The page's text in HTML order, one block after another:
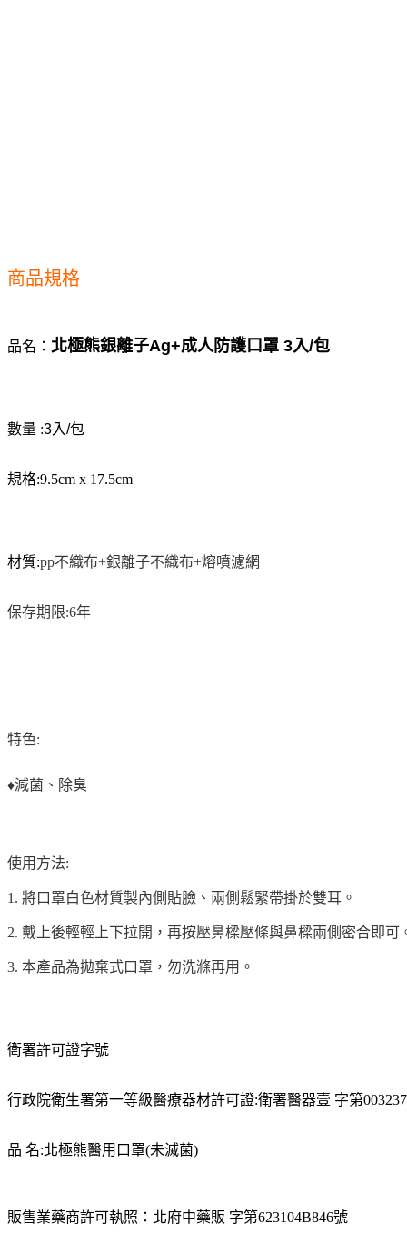
商品規格
品名： 北極熊銀離子Ag+成人防護口罩 3入/包
數量 :3入/包
規格:9.5cm x 17.5cm
材質:pp不織布+銀離子不織布+熔噴濾網
保存期限:6年
特色:
♦減菌、除臭
使用方法:
1. 將口罩白色材質製內側貼臉、兩側鬆緊帶掛於雙耳。
2. 戴上後輕輕上下拉開，再按壓鼻樑壓條與鼻樑兩側密合即可
3. 本產品為拋棄式口罩，勿洗滌再用。
衛署許可證字號
行政院衛生署第一等級醫療器材許可證:衛署醫器壹 字第
品 名:北極熊醫用口罩(未滅菌)
販售業藥商許可執照：北府中藥販 字第623104B846號